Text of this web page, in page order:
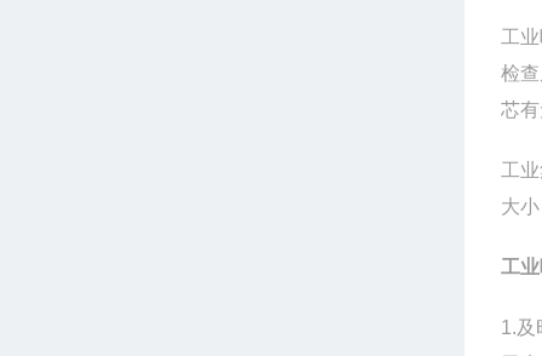
工
检
芯
工
大
工
1.及